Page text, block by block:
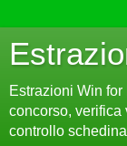
Estrazioni Win
concorso, verifica
controllo